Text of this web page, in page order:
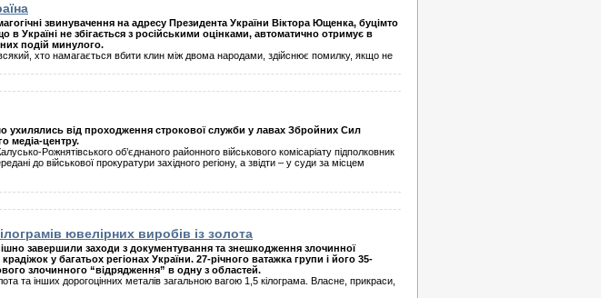
звинувачення на адресу Президента України Віктора Ющенка, буцімто
Україні не збігається з російськими оцінками, автоматично отримує в
подій минулого.
хто намагається вбити клин між двома народами, здійснює помилку, якщо не
ухилялись від проходження строкової служби у лавах Збройних Сил
медіа-центру.
Рожнятівського об’єднаного районного військового комісаріату підполковник
до військової прокуратури західного регіону, а звідти – у суди за місцем
ювелірних виробів із золота
завершили заходи з документування та знешкодження злочинної
у багатьох регіонах України. 27-річного ватажка групи і його 35-
злочинного “відрядження” в одну з областей.
та інших дорогоцінних металів загальною вагою 1,5 кілограма. Власне, прикраси,